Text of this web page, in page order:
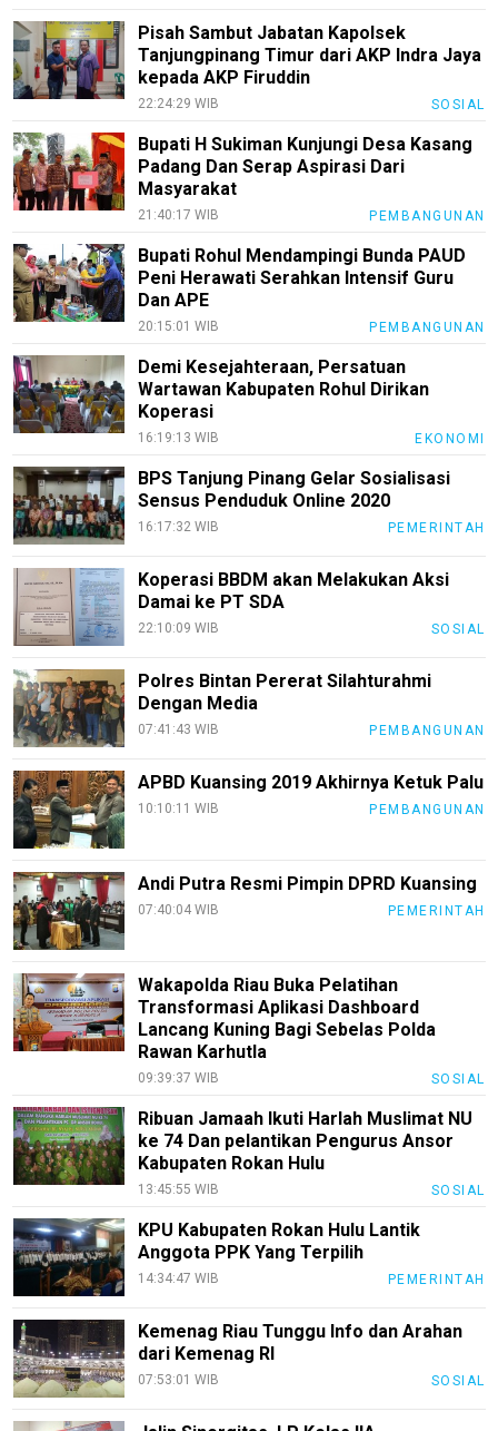
Pisah Sambut Jabatan Kapolsek
Tanjungpinang Timur dari AKP Indra Jaya
kepada AKP Firuddin
22:24:29 WIB SOSIAL
Bupati H Sukiman Kunjungi Desa Kasang
Padang Dan Serap Aspirasi Dari
Masyarakat
21:40:17 WIB PEMBANGUNAN
Bupati Rohul Mendampingi Bunda PAUD
Peni Herawati Serahkan Intensif Guru
Dan APE
20:15:01 WIB PEMBANGUNAN
Demi Kesejahteraan, Persatuan
Wartawan Kabupaten Rohul Dirikan
Koperasi
16:19:13 WIB EKONOMI
BPS Tanjung Pinang Gelar Sosialisasi
Sensus Penduduk Online 2020
16:17:32 WIB PEMERINTAH
Koperasi BBDM akan Melakukan Aksi
Damai ke PT SDA
22:10:09 WIB SOSIAL
Polres Bintan Pererat Silahturahmi
Dengan Media
07:41:43 WIB PEMBANGUNAN
APBD Kuansing 2019 Akhirnya Ketuk Palu
10:10:11 WIB PEMBANGUNAN
Andi Putra Resmi Pimpin DPRD Kuansing
07:40:04 WIB PEMERINTAH
Wakapolda Riau Buka Pelatihan
Transformasi Aplikasi Dashboard
Lancang Kuning Bagi Sebelas Polda
Rawan Karhutla
09:39:37 WIB SOSIAL
Ribuan Jamaah Ikuti Harlah Muslimat NU
ke 74 Dan pelantikan Pengurus Ansor
Kabupaten Rokan Hulu
13:45:55 WIB SOSIAL
KPU Kabupaten Rokan Hulu Lantik
Anggota PPK Yang Terpilih
14:34:47 WIB PEMERINTAH
Kemenag Riau Tunggu Info dan Arahan
dari Kemenag RI
07:53:01 WIB SOSIAL
Info
Rohul
Nusapos
Karir
pendidikan
Etik
Internal
KEJ
Disclaimer
Tentang
Kami
Pedoman
Media
Siber
Redaksi
Index
All